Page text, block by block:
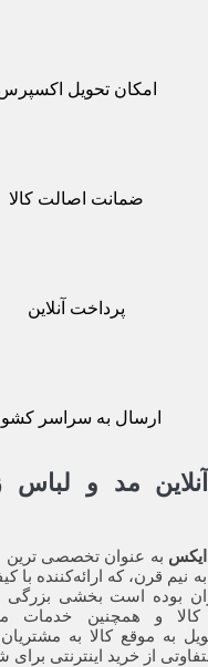
امکان تحویل اکسپرس
ضمانت اصالت کالا
پرداخت آنلاین
ارسال به سراسر کشور
مد و لباس زیر
به عنوان تخصصی ترین سایت
قرن، که ارائه‌کننده با کیفیت
بوده ‌است بخشی بزرگی از
و همچنین خدمات
موقع کالا به مشتریان
از خرید اینترنتی برای شما